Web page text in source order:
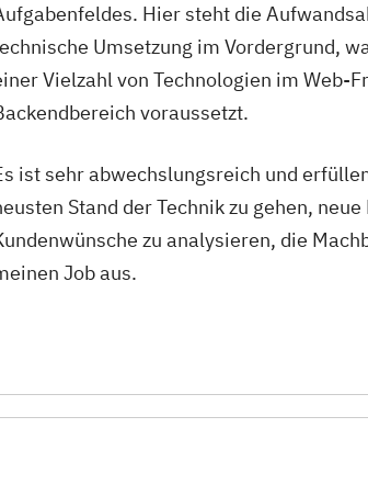
Hier steht die
Umsetzung im Vordergrund,
Vielzahl von Technologien im Web-
voraussetzt.
ist sehr abwechslungsreich und
Stand der Technik zu gehen,
zu analysieren, die
Job aus.